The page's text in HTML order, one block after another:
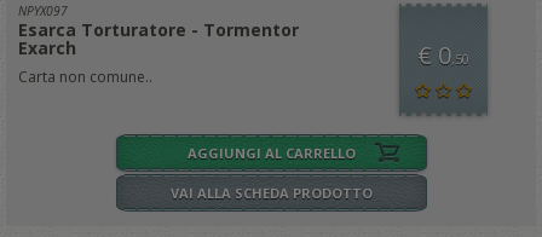
NPYX097
Esarca Torturatore - Tormentor
Exarch
Carta non comune..
€ 0,50
AGGIUNGI AL CARRELLO
VAI ALLA SCHEDA PRODOTTO